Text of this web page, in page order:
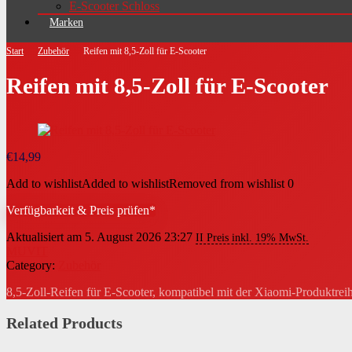
E-Scooter Schloss
Marken
Start Zubehör Reifen mit 8,5-Zoll für E-Scooter
Reifen mit 8,5-Zoll für E-Scooter
€14,99
Add to wishlistAdded to wishlistRemoved from wishlist 0
Verfügbarkeit & Preis prüfen*
Aktualisiert am 5. August 2026 23:27 II Preis inkl. 19% MwSt.
Category:
8,5-Zoll-Reifen für E-Scooter, kompatibel mit der Xiaomi-
Related Products